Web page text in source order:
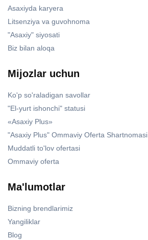
Asaxiyda karyera
Litsenziya va guvohnoma
"Asaxiy" siyosati
Biz bilan aloqa
Mijozlar uchun
Ko'p so'raladigan savollar
"El-yurt ishonchi" statusi
«Asaxiy Plus»
"Asaxiy Plus" Ommaviy Oferta Shartnomasi
Muddatli to'lov ofertasi
Ommaviy oferta
Ma'lumotlar
Bizning brendlarimiz
Yangiliklar
Blog